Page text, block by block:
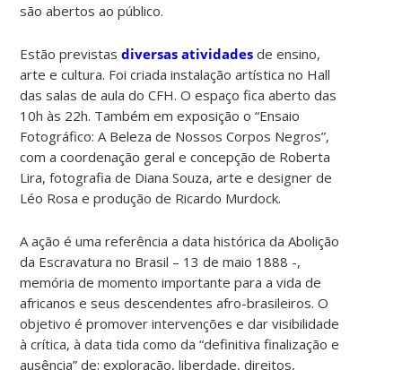
são abertos ao público.
Estão previstasdiversas atividades de ensino,
arte e cultura. Foi criada instalação artística no Hall
das salas de aula do CFH. O espaço fica aberto das
10h às 22h. Também em exposição o “Ensaio
Fotográfico: A Beleza de Nossos Corpos Negros”,
com a coordenação geral e concepção de Roberta
Lira, fotografia de Diana Souza, arte e designer de
Léo Rosa e produção de Ricardo Murdock.
A ação é uma referência a data histórica da Abolição
da Escravatura no Brasil – 13 de maio 1888 -,
memória de momento importante para a vida de
africanos e seus descendentes afro-brasileiros. O
objetivo é promover intervenções e dar visibilidade
à crítica, à data tida como da “definitiva finalização e
ausência” de: exploração, liberdade, direitos,